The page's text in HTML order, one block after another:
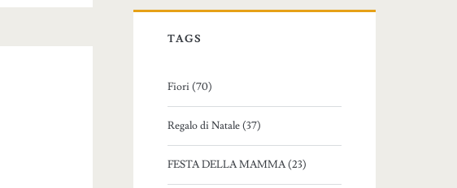
TAGS
Fiori (70)
Regalo di Natale (37)
FESTA DELLA MAMMA (23)